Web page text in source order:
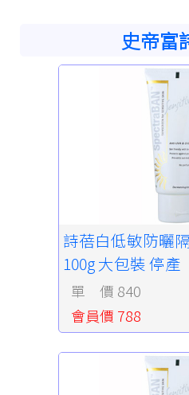
史帝富
詩蓓白低敏防曬
100g 大包裝 停產
單 價 840
會員價 788